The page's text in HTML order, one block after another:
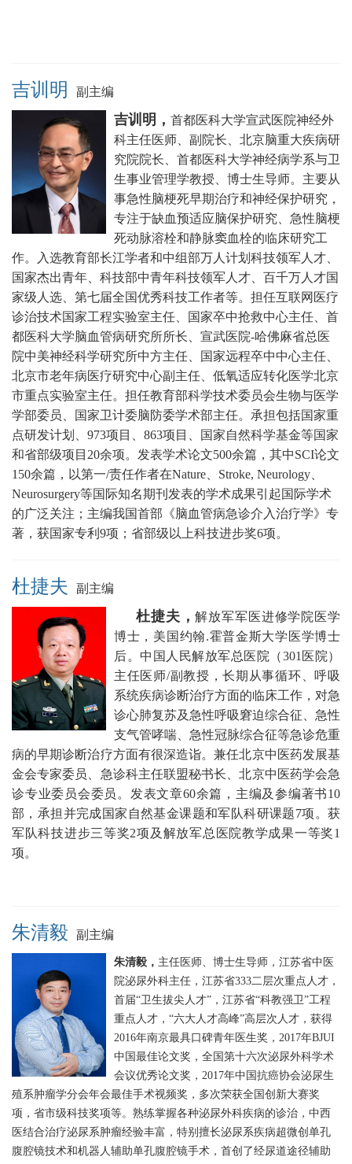
吉训明 副主编
吉训明， 首都医科大学宣武医院神经外
科主任医师、副院长、北京脑重大疾病研
究院院长、首都医科大学神经病学系与卫
生事业管理学教授、博士生导师。主要从
事急性脑梗死早期治疗和神经保护研究，
专注于缺血预适应脑保护研究、急性脑梗
死动脉溶栓和静脉窦血栓的临床研究工
作。
入选教育部长江学者和中组部万人计划科技领军人才、
国家杰出青年、科技部中青年科技领军人才、百千万人才国
家级人选、第七届全国优秀科技工作者等。担任互联网医疗
诊治技术国家工程实验室主任、国家卒中抢救中心主任、首
都医科大学脑血管病研究所所长、宣武医院-哈佛麻省总医
院中美神经科学研究所中方主任、国家远程卒中中心主任、
北京市老年病医疗研究中心副主任、低氧适应转化医学北京
市重点实验室主任。担任教育部科学技术委员会生物与医学
学部委员、国家卫计委脑防委学术部主任。承担包括国家重
点研发计划、973项目、863项目、国家自然科学基金等国家
和省部级项目20余项。发表学术论文500余篇，其中SCI论文
150余篇，以第一/责任作者在Nature、Stroke, Neurology、
Neurosurgery等国际知名期刊发表的学术成果引起国际学术
的广泛关注；主编我国首部《脑血管病急诊介入治疗学》专
著，获国家专利9项；省部级以上科技进步奖6项。
杜捷夫 副主编
杜捷夫，解放军军医进修学院医学
博士，美国约翰.霍普金斯大学医学博士
后。 中国人民解放军总医院（301医院）
主任医师/副教授，长期从事循环、呼吸
系统疾病诊断治疗方面的临床工作，对急
诊心肺复苏及急性呼吸窘迫综合征、急性
支气管哮喘、急性冠脉综合征等急诊危重
病的早期诊断治疗方面有很深造诣。兼任北京中医药发展基
金会专家委员、急诊科主任联盟秘书长 、北京中医药学会急
诊专业委员会委员。发表文章60余篇，主编及参编著书10
部，承担并完成国家自然基金课题和军队科研课题7项。获
军队科技进步三等奖2项及解放军总医院教学成果一等奖1
项。
朱清毅 副主编
朱清毅， 主任医师、博士生导师，江苏省中医
院泌尿外科主任，江苏省333二层次重点人才，
首届“卫生拔尖人才”，江苏省“科教强卫”工程
重点人才，“六大人才高峰”高层次人才，获得
2016年南京最具口碑青年医生奖，2017年BJUI
中国最佳论文奖，全国第十六次泌尿外科学术
会议优秀论文奖，2017年中国抗癌协会泌尿生
殖系肿瘤学分会年会最佳手术视频奖，多次荣获全国创新大赛奖
项，省市级科技奖项等。熟练掌握各种泌尿外科疾病的诊治，中西
医结合治疗泌尿系肿瘤经验丰富，特别擅长泌尿系疾病超微创单孔
腹腔镜技术和机器人辅助单孔腹腔镜手术，首创了经尿道途径辅助